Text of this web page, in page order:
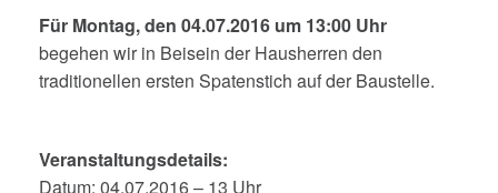
Für Montag, den 04.07.2016 um 13:00 Uhr
begehen wir in Beisein der Hausherren den
traditionellen ersten Spatenstich auf der Baustelle.
Veranstaltungsdetails:
Datum: 04.07.2016 – 13 Uhr